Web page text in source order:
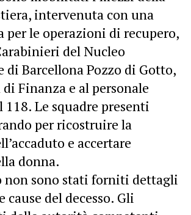
intervenuta con una
per le operazioni di recupero,
del Nucleo
di Barcellona Pozzo di Gotto,
Finanza e al personale
Le squadre presenti
per ricostruire la
e accertare
donna.
non sono stati forniti dettagli
del decesso. Gli